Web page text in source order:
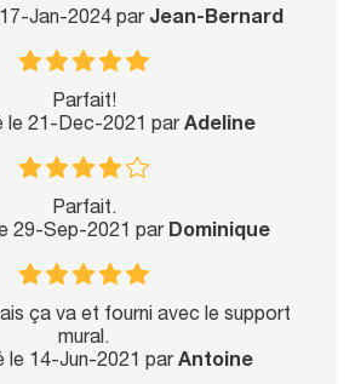
Jan-2024 par Jean-Bernard
Parfait!
le 21-Dec-2021 parAdeline
Parfait.
29-Sep-2021 par Dominique
ça va et fourni avec le support
mural.
le 14-Jun-2021 parAntoine